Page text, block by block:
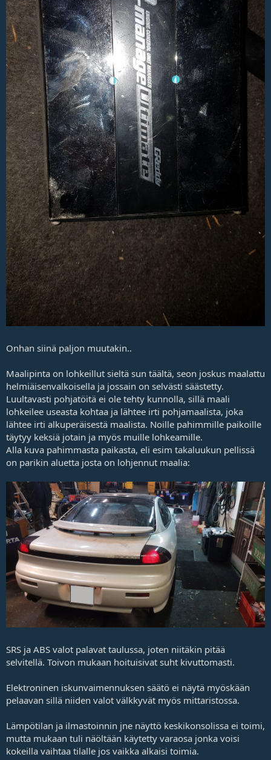
Onhan siinä paljon muutakin..
Maalipinta on lohkeillut sieltä sun täältä, seon joskus maalattu
helmiäisenvalkoisella ja jossain on selvästi säästetty.
Luultavasti pohjatöitä ei ole tehty kunnolla, sillä maali
lohkeilee useasta kohtaa ja lähtee irti pohjamaalista, joka
lähtee irti alkuperäisestä maalista. Noille pahimmille paikoille
täytyy keksiä jotain ja myös muille lohkeamille.
Alla kuva pahimmasta paikasta, eli esim takaluukun pellissä
on parikin aluetta josta on lohjennut maalia:
SRS ja ABS valot palavat taulussa, joten niitäkin pitää
selvitellä. Toivon mukaan hoituisivat suht kivuttomasti.
Elektroninen iskunvaimennuksen säätö ei näytä myöskään
pelaavan sillä niiden valot välkkyvät myös mittaristossa.
Lämpötilan ja ilmastoinnin jne näyttö keskikonsolissa ei toimi,
mutta mukaan tuli näöltään käytetty varaosa jonka voisi
kokeilla vaihtaa tilalle jos vaikka alkaisi toimia.